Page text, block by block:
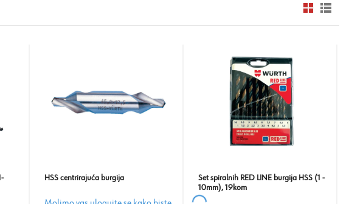
HSS centrirajuća burgija
Set spiralnih RED LINE burgija HSS (1 -
10mm), 19kom